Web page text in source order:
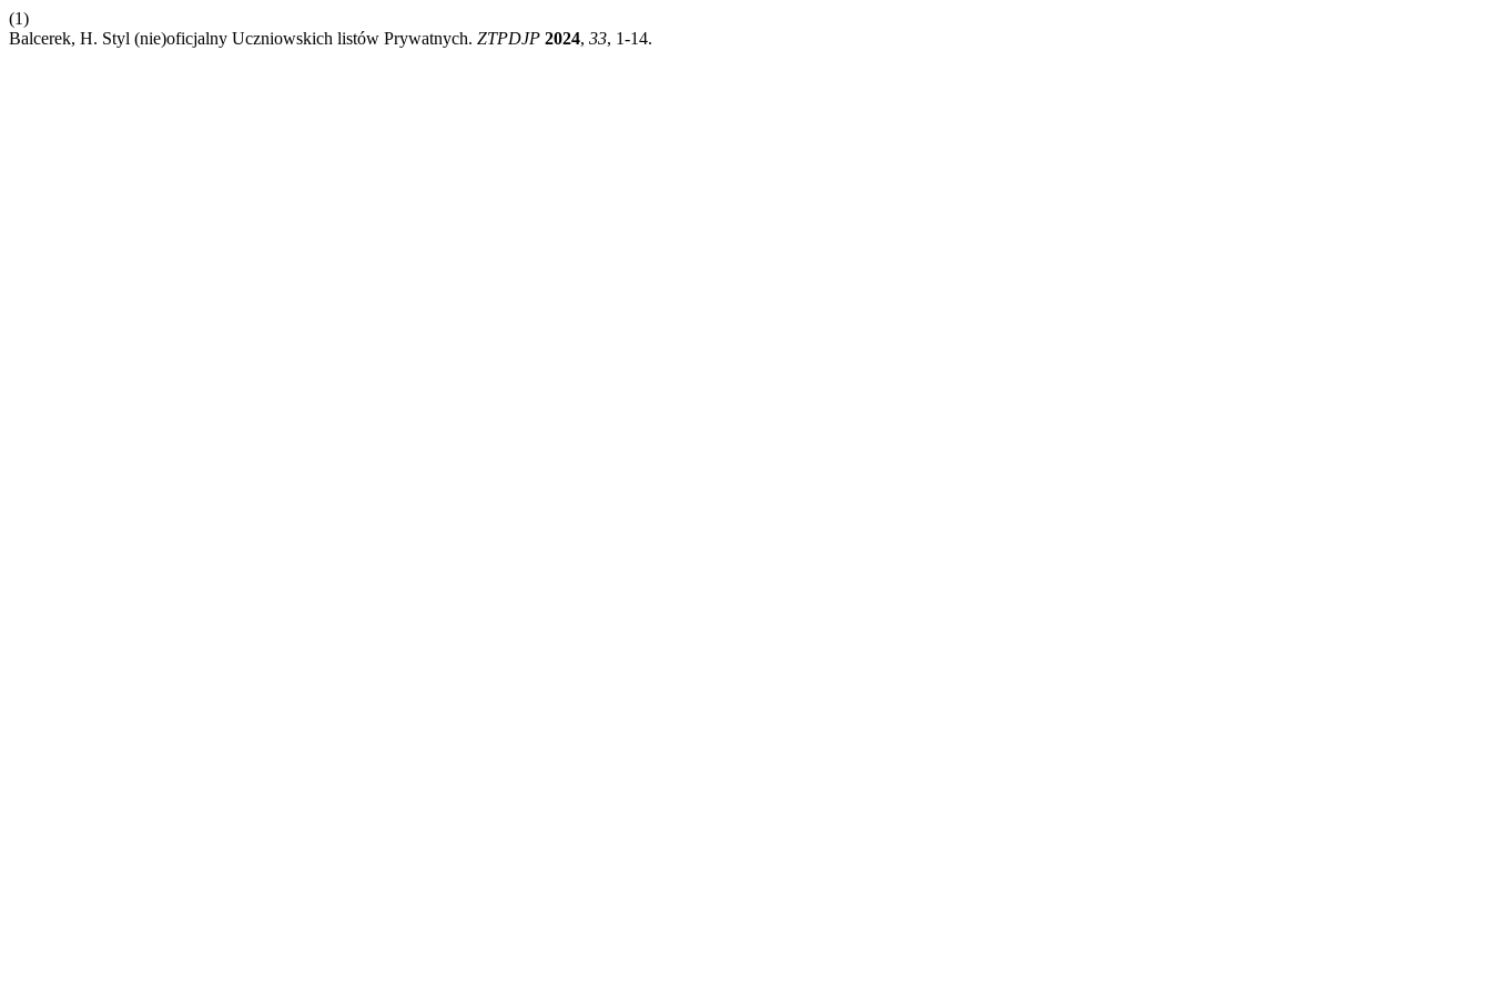
(1)
Balcerek, H. Styl (nie)oficjalny Uczniowskich listów Prywatnych. ZTPDJP 2024, 33, 1-14.